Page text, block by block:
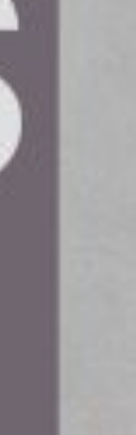
har
det att
70 procent
att
körning i
är det
även
av